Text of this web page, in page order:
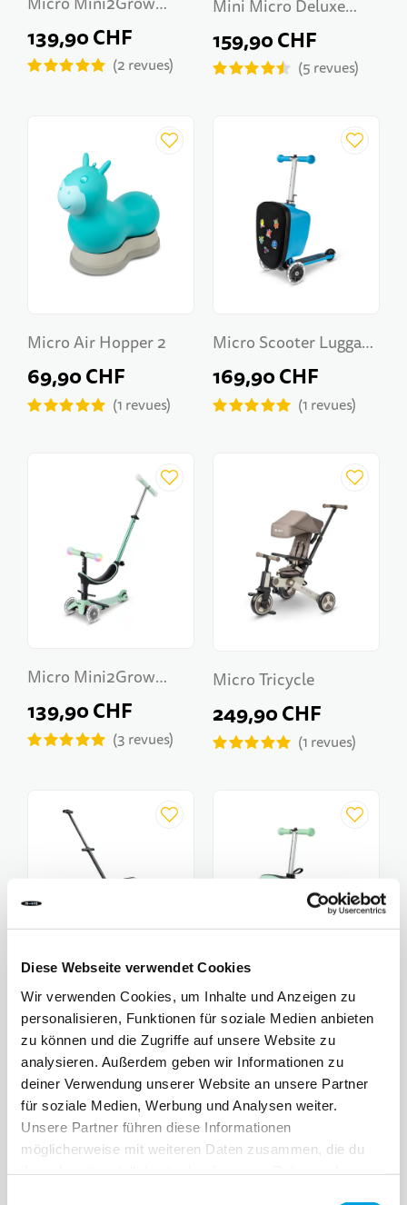
Diese Webseite verwendet Cookies
Wir verwenden Cookies, um Inhalte und Anzeigen zu
personalisieren, Funktionen für soziale Medien anbieten
zu können und die Zugriffe auf unsere Website zu
analysieren. Außerdem geben wir Informationen zu
deiner Verwendung unserer Website an unsere Partner
für soziale Medien, Werbung und Analysen weiter.
Unsere Partner führen diese Informationen
möglicherweise mit weiteren Daten zusammen, die du
Deluxe LED 2.0
139,90 CHF
2 revues
Mini Micro Deluxe
Rock & Go LED
159,90 CHF
5 revues
Micro Air Hopper 2
69,90 CHF
1 revues
Micro Scooter Luggage
Junior Patch & Play
169,90 CHF
1 revues
Micro Mini2Grow
Deluxe Magic LED
139,90 CHF
3 revues
Micro Tricycle
249,90 CHF
1 revues
Micro Ride On Luggage
Eazy Allrounder
179,90 CHF
1revues
Micro Scooter Luggage
Junior Mint
159.90 CHF
3revues